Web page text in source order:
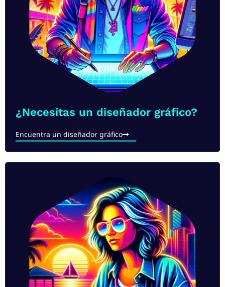
¿Necesitas un diseñador gráfico?
Encuentra un diseñador gráfico